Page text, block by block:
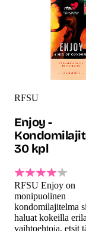
RFSU
Enjoy -
30 kpl
RFSU Enjoy on
monipuolinen
kondomilajitelma
haluat kokeilla
vaihtoehtoja, etsit